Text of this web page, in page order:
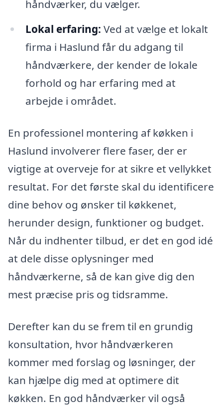
håndværker, du vælger.
Lokal erfaring: Ved at vælge et lokalt
firma i Haslund får du adgang til
håndværkere, der kender de lokale
forhold og har erfaring med at
arbejde i området.
En professionel montering af køkken i
Haslund involverer flere faser, der er
vigtige at overveje for at sikre et vellykket
resultat. For det første skal du identificere
dine behov og ønsker til køkkenet,
herunder design, funktioner og budget.
Når du indhenter tilbud, er det en god idé
at dele disse oplysninger med
håndværkerne, så de kan give dig den
mest præcise pris og tidsramme.
Derefter kan du se frem til en grundig
konsultation, hvor håndværkeren
kommer med forslag og løsninger, der
kan hjælpe dig med at optimere dit
køkken. En god håndværker vil også